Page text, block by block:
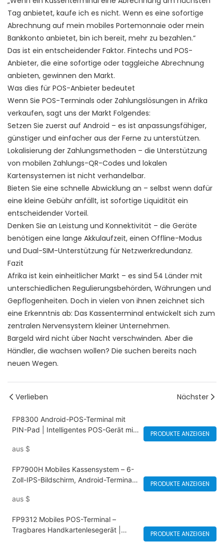
Tag anbietet, kaufe ich es nicht. Wenn es eine sofortige
Abrechnung auf mein mobiles Portemonnaie oder mein
Bankkonto anbietet, bin ich bereit, mehr zu bezahlen.“
Das ist ein entscheidender Faktor. Fintechs und POS-
Anbieter, die eine sofortige oder taggleiche Abrechnung
anbieten, gewinnen den Markt.
Was dies für POS-Anbieter bedeutet
Wenn Sie POS-Terminals oder Zahlungslösungen in Afrika
verkaufen, sagt uns der Markt Folgendes:
Setzen Sie zuerst auf Android – es ist anpassungsfähiger,
günstiger und einfacher aus der Ferne zu unterstützen.
Lokalisierung der Zahlungsmethoden – die Unterstützung
von mobilen Zahlungs-QR-Codes und lokalen
Kartensystemen ist nicht verhandelbar.
Bieten Sie eine schnelle Abwicklung an – selbst wenn dafür
eine kleine Gebühr anfällt, ist sofortige Liquidität ein
entscheidender Vorteil.
Denken Sie an Leistung und Konnektivität – die Geräte
benötigen eine lange Akkulaufzeit, einen Offline-Modus
und Dual-SIM-Unterstützung für Netzwerkredundanz.
Fazit
Afrika ist kein einheitlicher Markt – es sind 54 Länder mit
unterschiedlichen Regulierungsbehörden, Währungen und
Gepflogenheiten. Doch in vielen von ihnen zeichnet sich
eine Erkenntnis ab: Das Kassenterminal entwickelt sich zum
zentralen Nervensystem kleiner Unternehmen.
Bargeld wird nicht über Nacht verschwinden. Aber die
Händler, die wachsen wollen? Die suchen bereits nach
neuen Wegen.
Verlieben Nächster
FP8300 Android-POS-Terminal mit
PIN-Pad | Intelligentes POS-Gerät mit
Zahlung und Barcode-Scanner
aus $
PRODUKTE ANZEIGEN
FP7900H Mobiles Kassensystem – 6-
Zoll-IPS-Bildschirm, Android-Terminal
Display für einfache Bedienung | Ideal
Restaurants und Lagerhallen
aus $
PRODUKTE ANZEIGEN
FP9312 Mobiles POS-Terminal –
Tragbares Handkartenlesegerät |
PRODUKTE ANZEIGEN